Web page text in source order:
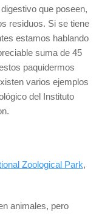
que poseen,
residuos. Si se tiene
estamos hablando
suma de 45
paquidermos
varios ejemplos
del Instituto
Zoological Park,
animales, pero